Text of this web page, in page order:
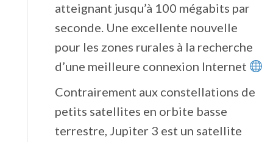
atteignant jusqu’à 100 mégabits par
seconde. Une excellente nouvelle
pour les zones rurales à la recherche
d’une meilleure connexion Internet
Contrairement aux constellations de
petits satellites en orbite basse
terrestre, Jupiter 3 est un satellite